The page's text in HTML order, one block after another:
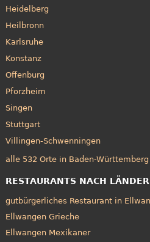
Heidelberg
Heilbronn
Karlsruhe
Konstanz
Offenburg
Pforzheim
Singen
Stuttgart
Villingen-Schwenningen
alle 532 Orte in Baden-
RESTAURANTS NACH
gutbürgerliches Restaurant in
Ellwangen Grieche
Ellwangen Mexikaner